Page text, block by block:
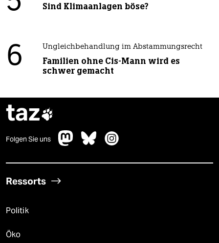
Sind Klimaanlagen böse?
6 Ungleichbehandlung im Abstammungsrecht
Familien ohne Cis-Mann wird es
schwer gemacht
taz
Folgen Sie uns
Ressorts
Politik
Öko